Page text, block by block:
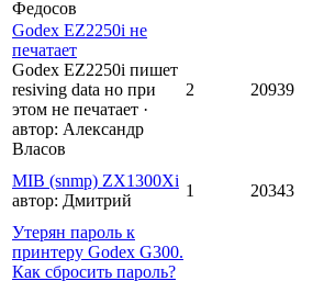
Федосов
Godex EZ2250i не
печатает
Godex EZ2250i пишет
resiving data но при
этом не печатает ·
автор: Александр
Власов
2 20939
MIB (snmp) ZX1300Xi
автор: Дмитрий
1 20343
Утерян пароль к
принтеру Godex G300.
Как сбросить пароль?